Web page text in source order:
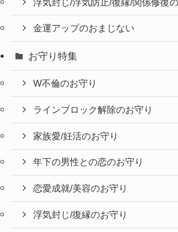
浮気封じ/浮気防止/復縁/関係修復
金運アップのおまじない
お守り特集
W不倫のお守り
ラインブロック解除のお守り
家族愛/妊活のお守り
年下の男性との恋のお守り
恋愛成就/美容のお守り
浮気封じ/復縁のお守り